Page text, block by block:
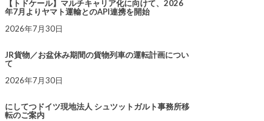
【トドケール】マルチキャリア化に向けて、2026
年7月よりヤマト運輸とのAPI連携を開始
2026年7月30日
JR貨物／お盆休み期間の貨物列車の運転計画につい
て
2026年7月30日
にしてつドイツ現地法人 シュツットガルト事務所移
転のご案内